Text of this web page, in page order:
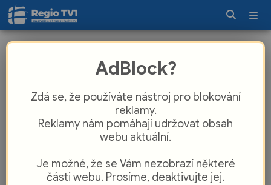
Zoo Zlín se poprvé v historii vylíhla
AdBlock?
Zdá se, že používáte nástroj pro blokování
reklamy.
Reklamy nám pomáhají udržovat obsah
webu aktuální.
Je možné, že se Vám nezobrazí některé
části webu. Prosíme, deaktivujte jej.